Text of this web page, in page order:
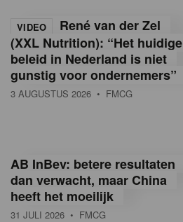
VIDEO
René van der Zel
(XXL Nutrition): “Het huidige
beleid in Nederland is niet
gunstig voor ondernemers”
3 AUGUSTUS 2026 • FMCG
AB InBev: betere resultaten
dan verwacht, maar China
heeft het moeilijk
31 JULI 2026 • FMCG